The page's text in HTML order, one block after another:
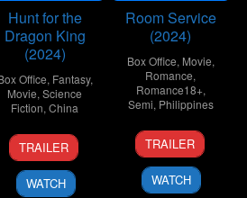
Hunt for the
Dragon King
(2024)
Office, Fantasy,
Movie,Science
Fiction,China
3
Jan
2024
Dai
Yilin
TRAILER
WATCH
Room Service
(2024)
Box Office, Movie,
Romance,
Romance18+,
Semi, Philippines
16
Jan
2024
Bobby
Bonifacio
TRAILER
WATCH